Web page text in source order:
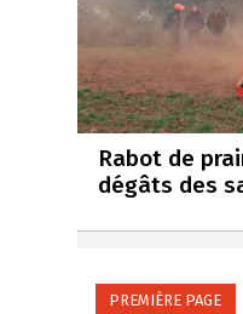
Rabot de
dégâts des
PREMIÈRE PAGE